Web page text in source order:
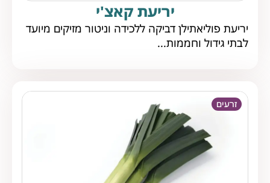
יריעת קאצ'י
יריעת פוליאתילן דביקה ללכידה וניטור מזיקים מיועד
לבתי גידול וחממות...
זרעים